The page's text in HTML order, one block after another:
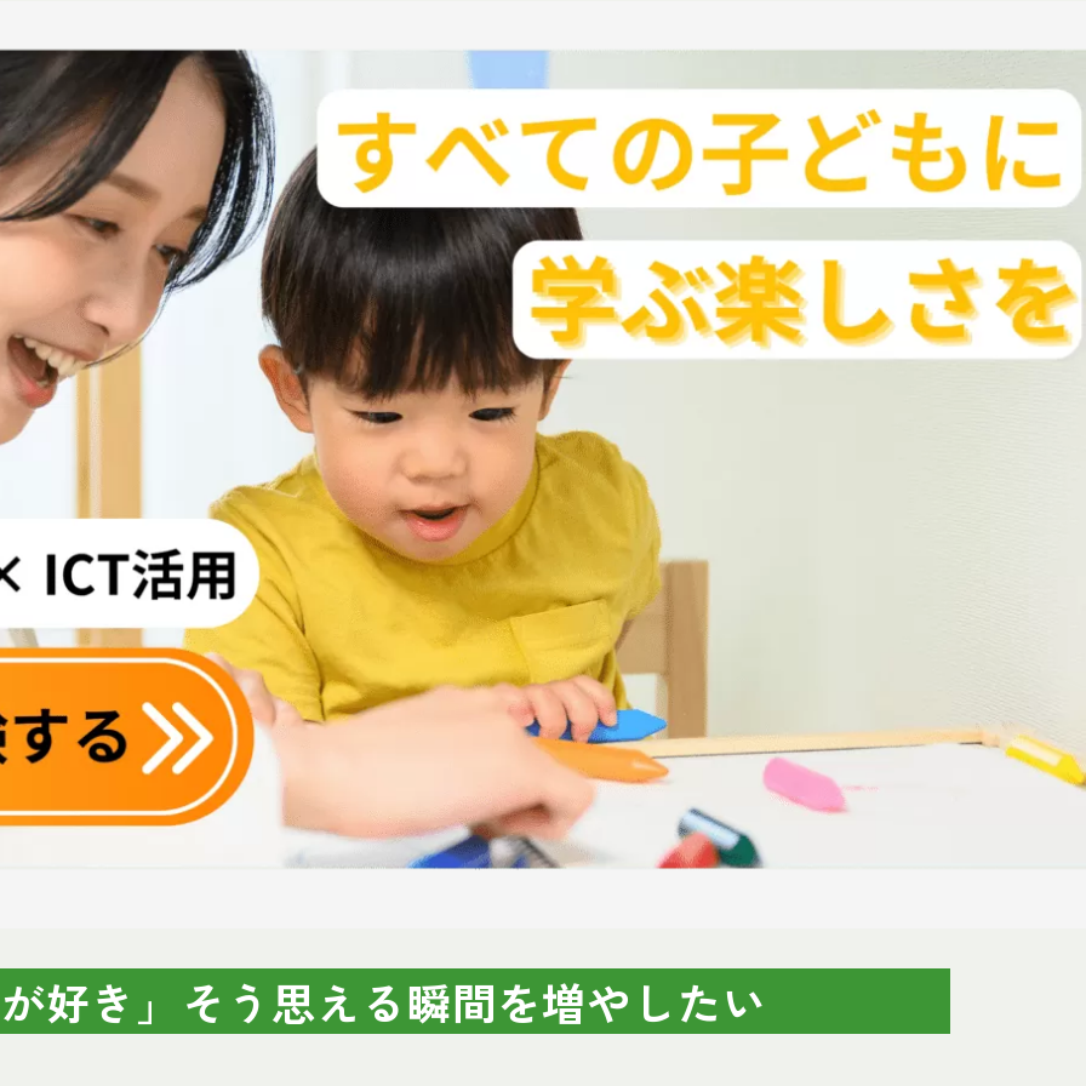
好き」そう思える瞬間を増やしたい